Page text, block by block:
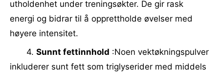
utholdenhet under treningsøkter. De gir rask
energi og bidrar til å opprettholde øvelser med
høyere intensitet.
4. Sunnt fettinnhold :Noen vektøkningspulver
inkluderer sunt fett som triglyserider med middels